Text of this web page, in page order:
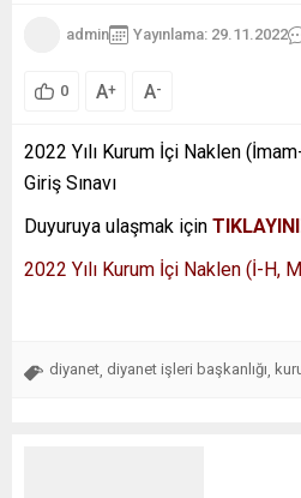
admin Yayınlama: 29.11.2022
0 A+ A-
​2022 Yılı Kurum İçi Naklen
Giriş Sınavı
Duyuruya ulaşmak için
2022 Yılı Kurum İçi Naklen (İ-H,
diyanet diyanet işleri başkanlığı